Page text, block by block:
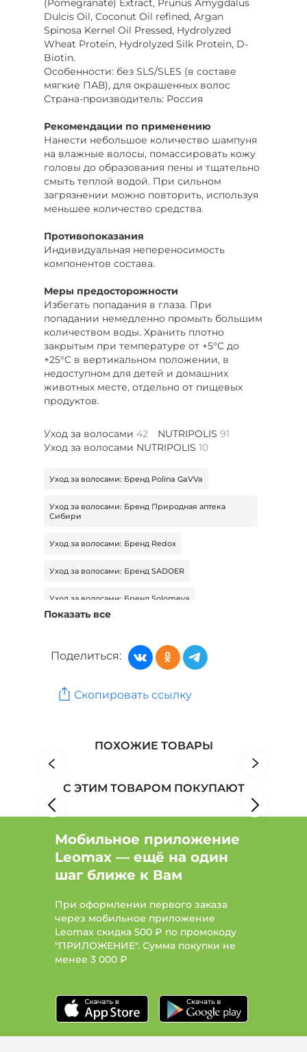
(Pomegranate) Extract, Prunus Amygdalus
Dulcis Oil, Coconut Oil refined, Argan
Spinosa Kernel Oil Pressed, Hydrolyzed
Wheat Protein, Hydrolyzed Silk Protein, D-
Biotin.
Особенности: без SLS/SLES (в составе
мягкие ПАВ), для окрашенных волос
Страна-производитель: Россия
Рекомендации по применению
Нанести небольшое количество шампуня
на влажные волосы, помассировать кожу
головы до образования пены и тщательно
смыть теплой водой. При сильном
загрязнении можно повторить, используя
меньшее количество средства.
Противопоказания
Индивидуальная непереносимость
компонентов состава.
Меры предосторожности
Избегать попадания в глаза. При
попадании немедленно промыть большим
количеством воды. Хранить плотно
закрытым при температуре от +5°C до
+25°C в вертикальном положении, в
недоступном для детей и домашних
животных месте, отдельно от пищевых
продуктов.
Уход за волосами 42 NUTRIPOLIS 91
Уход за волосами NUTRIPOLIS 10
Уход за волосами: Бренд Polina GaVVa
Уход за волосами: Бренд Природная аптека
Сибири
Уход за волосами: Бренд Redox
Уход за волосами: Бренд SADOER
Уход за волосами: Бренд Sоlomeya
Уход за волосами: Бренд VIBELY
Показать все
Поделиться:
Скопировать ссылку
ПОХОЖИЕ ТОВАРЫ
С ЭТИМ ТОВАРОМ ПОКУПАЮТ
Мобильное приложение
Leomax — ещё на один
шаг ближе к Вам
При оформлении первого заказа
через мобильное приложение
Leomax скидка 500 ₽ по промокоду
"ПРИЛОЖЕНИЕ". Сумма покупки не
менее 3 000 ₽